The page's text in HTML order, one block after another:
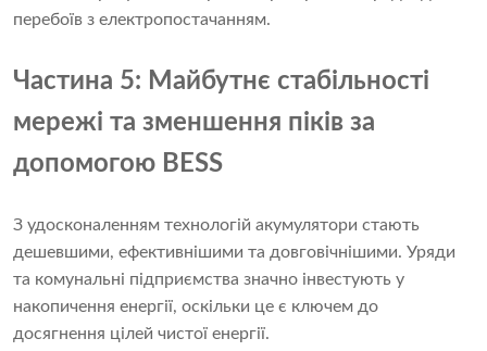
перебоїв з електропостачанням.
Частина 5: Майбутнє стабільності
мережі та зменшення піків за
допомогою BESS
З удосконаленням технологій акумулятори стають
дешевшими, ефективнішими та довговічнішими. Уряди
та комунальні підприємства значно інвестують у
накопичення енергії, оскільки це є ключем до
досягнення цілей чистої енергії.